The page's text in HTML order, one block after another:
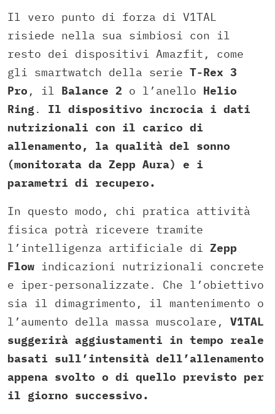
Il vero punto di forza di V1TAL
risiede nella sua simbiosi con il
resto dei dispositivi Amazfit, come
gli smartwatch della serie T-Rex 3
Pro , il Balance 2 o l’anello Helio
Ring. Il dispositivo incrocia i dati
nutrizionali con il carico di
allenamento, la qualità del sonno
(monitorata da Zepp Aura) e i
parametri di recupero.
In questo modo, chi pratica attività
fisica potrà ricevere tramite
l’intelligenza artificiale di Zepp
Flow indicazioni nutrizionali concrete
e iper-personalizzate. Che l’obiettivo
sia il dimagrimento, il mantenimento o
l’aumento della massa muscolare, V1TAL
suggerirà aggiustamenti in tempo reale
basati sull’intensità dell’allenamento
appena svolto o di quello previsto per
il giorno successivo.